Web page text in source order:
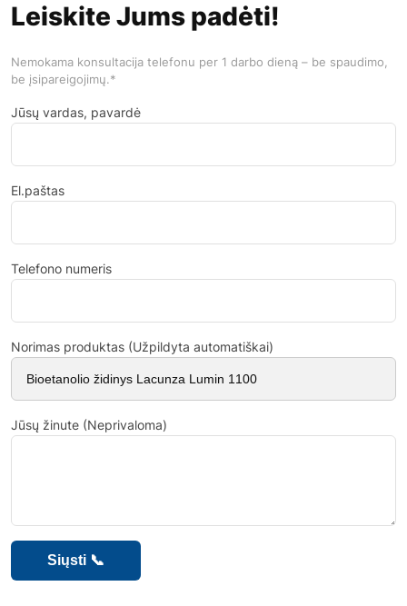
Leiskite Jums padėti!
Nemokama konsultacija telefonu per 1 darbo dieną – be spaudimo,
be įsipareigojimų.*
Jūsų vardas, pavardė
El.paštas
Telefono numeris
Norimas produktas (Užpildyta automatiškai)
Jūsų žinute (Neprivaloma)